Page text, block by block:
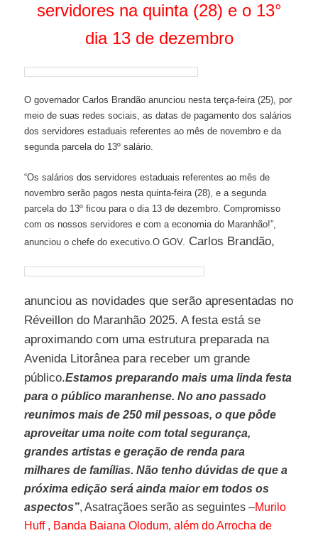
servidores na quinta (28) e o 13°
dia 13 de dezembro
O governador Carlos Brandão anunciou nesta terça-feira (25), por
meio de suas redes sociais, as datas de pagamento dos salários
dos servidores estaduais referentes ao mês de novembro e da
segunda parcela do 13º salário.
“Os salários dos servidores estaduais referentes ao mês de
novembro serão pagos nesta quinta-feira (28), e a segunda
parcela do 13º ficou para o dia 13 de dezembro. Compromisso
com os nossos servidores e com a economia do Maranhão!”,
anunciou o chefe do executivo.O GOV. Carlos Brandão,
anunciou as novidades que serão apresentadas no
Réveillon do Maranhão 2025. A festa está se
aproximando com uma estrutura preparada na
Avenida Litorânea para receber um grande
público.Estamos preparando mais uma linda festa
para o público maranhense. No ano passado
reunimos mais de 250 mil pessoas, o que pôde
aproveitar uma noite com total segurança,
grandes artistas e geração de renda para
milhares de famílias. Não tenho dúvidas de que a
próxima edição será ainda maior em todos os
aspectos”, Asatraçãoes serão as seguintes –Murilo
Huff , Banda Baiana Olodum, além do Arrocha de